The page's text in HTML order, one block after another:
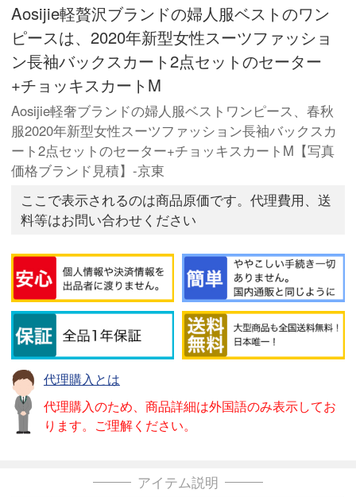
Aosijie軽贅沢ブランドの婦人服ベストのワン
ピースは、2020年新型女性スーツファッショ
ン長袖バックスカート2点セットのセーター
+チョッキスカートM
Aosijie軽奢ブランドの婦人服ベストワンピース、春秋
服2020年新型女性スーツファッション長袖バックスカ
ート2点セットのセーター+チョッキスカートM【写真
価格ブランド見積】-京東
ここで表示されるのは商品原価です。代理費用、送
料等はお問い合わせください
代理購入とは
代理購入のため、商品詳細は外国語のみ表示してお
ります。ご理解ください。
アイテム説明